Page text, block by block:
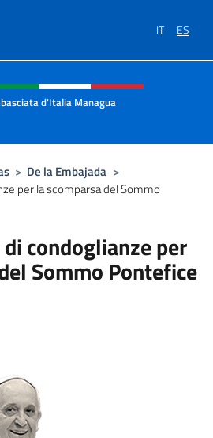
IT ES
sitio web,
d'Italia Managua
> De la Embajada >
per la scomparsa del Sommo
condoglianze per
Sommo Pontefice